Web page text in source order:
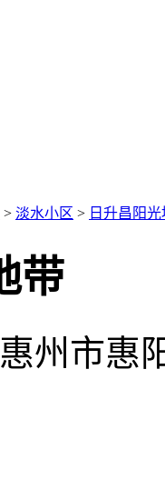
> 淡水小区 > 日升昌阳
带
州市